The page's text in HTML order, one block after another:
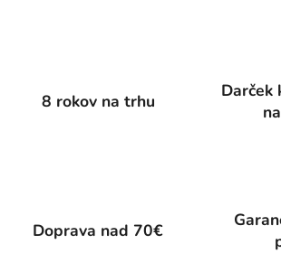
8 rokov na trhu
Darček
Doprava nad 70€